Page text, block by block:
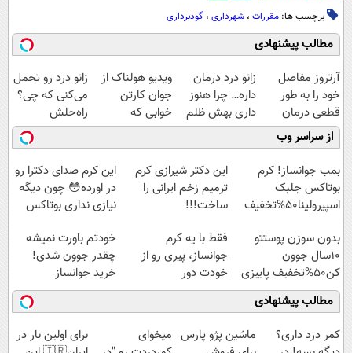
برچسب ها: مقررات ، شهرداری ، گودبرداری
مطالب پیشنهادی
آرتروز مفاصل
خود را به طور
قطعی درمان
کنید!
◗پرسش‌نامه◖
زانو درد درمان
داره… چرا هنوز
داری بهش ظلم
می‌کنی؟
ویدیو هولناک از
جوان کارتن
خوابی که
میلیاردر شد.
آموزش رایگان
زانو درد رو تحمل
می‌کنی که چی؟
راه‌حلش
همین‌جاست!
از سراسر وب
بمب جوانساز! کرم
بوتاکس جلبک
اسپیرولینا50%تخفیف
این دکتر شیرازی کرم
ترمیم زخم ایرانی را
ساخت!!!
این کرم صدای دکترا رو
در اورده😳 چون دیگه
نیازی نداری بوتاکس
بدون سوزن پوستتو
10سال جوون
کن50%تخفیف پاییزی
فقط با یه کرم
جوانساز، پیری رو از
خودت دور
کن(تخفیف50%)
خودتم باورت نمیشه
چقدر جوون شدی!
خرید جوانساز
اسپیرولینا با تخفیف
ویژه
مطالب پیشنهادی
کمر درد داری؟
ماشین پژو پارس میخوای
برای اولین بار در